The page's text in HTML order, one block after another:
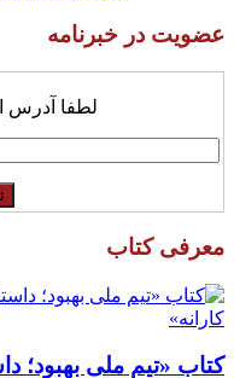
عضویت در خبرنامه
لطفا آدرس
معرفی کتاب
کتاب «تیم ملی بهبود؛